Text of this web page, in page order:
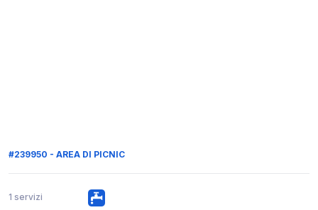
#239950 - AREA DI PICNIC
1 servizi